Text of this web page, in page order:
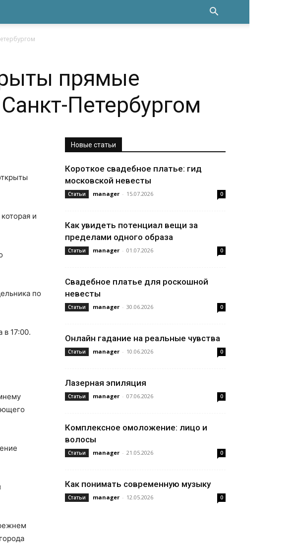
прямые
Петербургом
и
по
в 17:00.
Новые статьи
Короткое свадебное платье: гид
московской невесты
Статьи manager - 15.07.2026 0
Как увидеть потенциал вещи за
пределами одного образа
Статьи manager - 01.07.2026 0
Свадебное платье для роскошной
невесты
Статьи manager - 30.06.2026 0
Онлайн гадание на реальные чувства
Статьи manager - 10.06.2026 0
Лазерная эпиляция
Статьи manager - 07.06.2026 0
Комплексное омоложение: лицо и
волосы
Статьи manager - 21.05.2026 0
Как понимать современную музыку
Статьи manager - 12.05.2026 0